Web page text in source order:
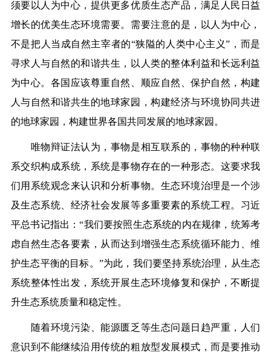
须要以人为中心，提供更多优质生态产品，满足人民日益
增长的优美生态环境需要。需要注意的是，以人为中心，
不是把人当成自然主宰者的“狭隘的人类中心主义”，而是
寻求人与自然的和谐共生，以人类的整体利益和长远利益
为中心。各国应该尊重自然、顺应自然、保护自然，构建
人与自然和谐共生的地球家园，构建经济与环境协同共进
的地球家园，构建世界各国共同发展的地球家园。
唯物辩证法认为，事物是相互联系的，事物的种种联
系交织构成系统，系统是事物存在的一种形态。这要求我
们用系统观念来认识和分析事物。生态环境治理是一个涉
及生态系统、经济社会发展等多重要素的系统工程。习近
平总书记指出：“我们要按照生态系统的内在规律，统筹考
虑自然生态各要素，从而达到增强生态系统循环能力、维
护生态平衡的目标。”为此，我们要坚持系统治理，从生态
系统整体性出发，系统开展生态环境修复和保护，不断提
升生态系统质量和稳定性。
随着环境污染、能源匮乏等生态问题日趋严重，人们
意识到不能继续沿用传统的粗放型发展模式，而是要推动